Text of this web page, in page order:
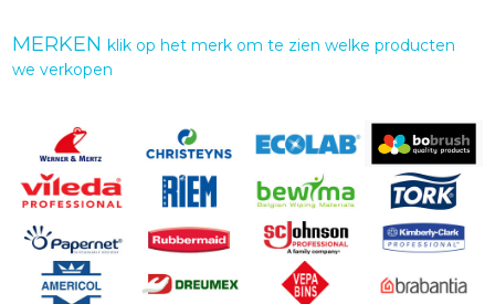
MERKENklik op het merk om te zien welke producten
we verkopen